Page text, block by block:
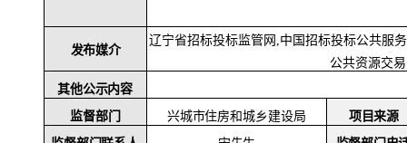
发布媒介
辽宁省招标投标监管网 ,中国招标投标公共服
公共资源交
其他公示内容
监督部门 兴城市住房和城乡建设局
项目来源